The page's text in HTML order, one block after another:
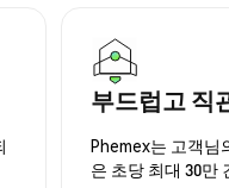
부드럽고 직
Phemex는 고객님
은 초당 최대 30만